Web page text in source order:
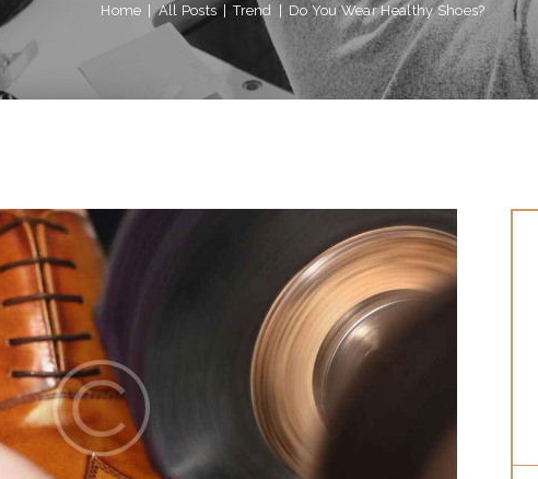
Home All Posts Trend Do You Wear Healthy Shoes?